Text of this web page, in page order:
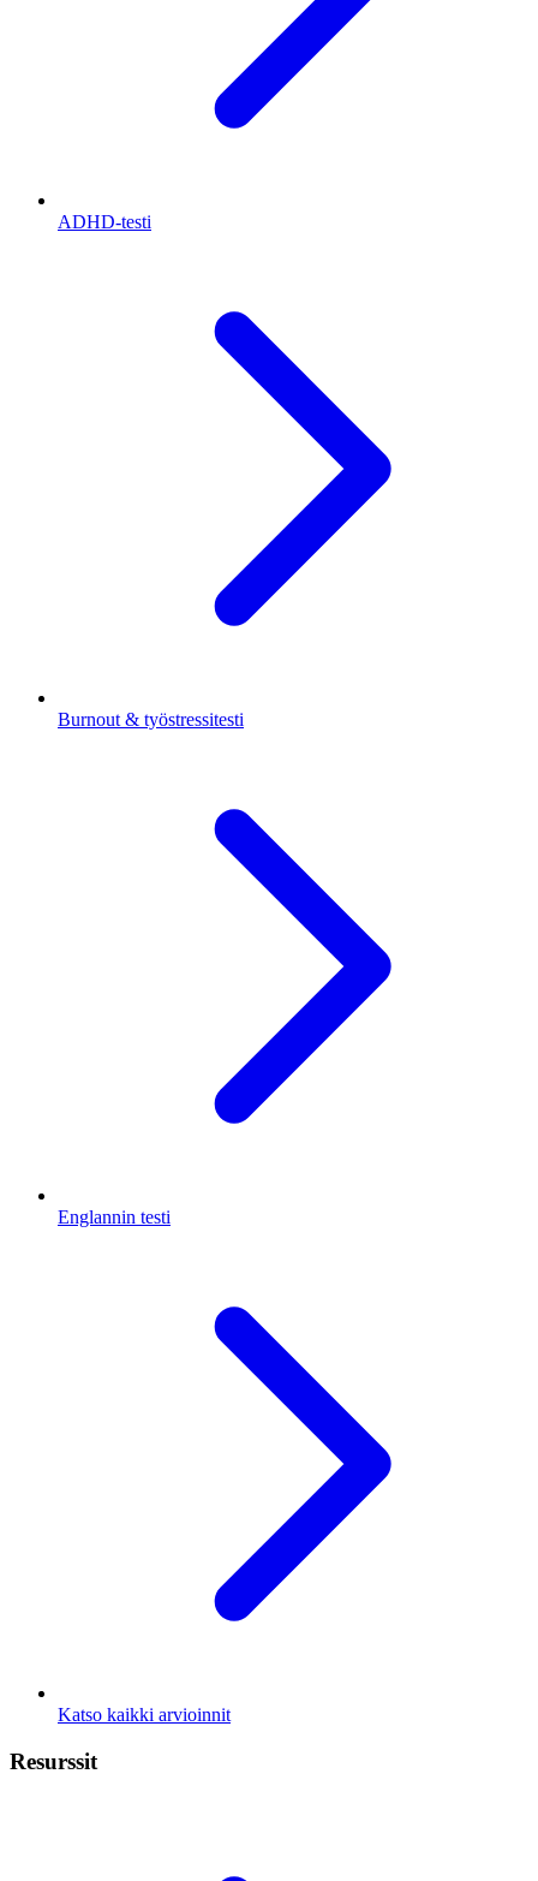
ADHD-testi
Burnout & työstressitesti
Englannin testi
Katso kaikki arvioinnit
Resurssit